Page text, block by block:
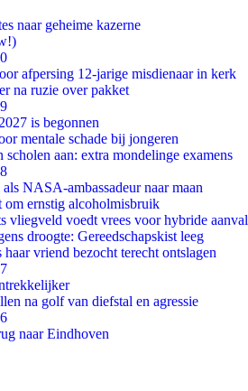
naar geheime kazerne
afpersing 12-jarige misdienaar in kerk
na ruzie over pakket
is begonnen
mentale schade bij jongeren
aan: extra mondelinge examens
NASA-ambassadeur naar maan
om ernstig alcoholmisbruik
vliegveld voedt vrees voor hybride aanval
droogte: Gereedschapskist leeg
vriend bezocht terecht ontslagen
na golf van diefstal en agressie
naar Eindhoven